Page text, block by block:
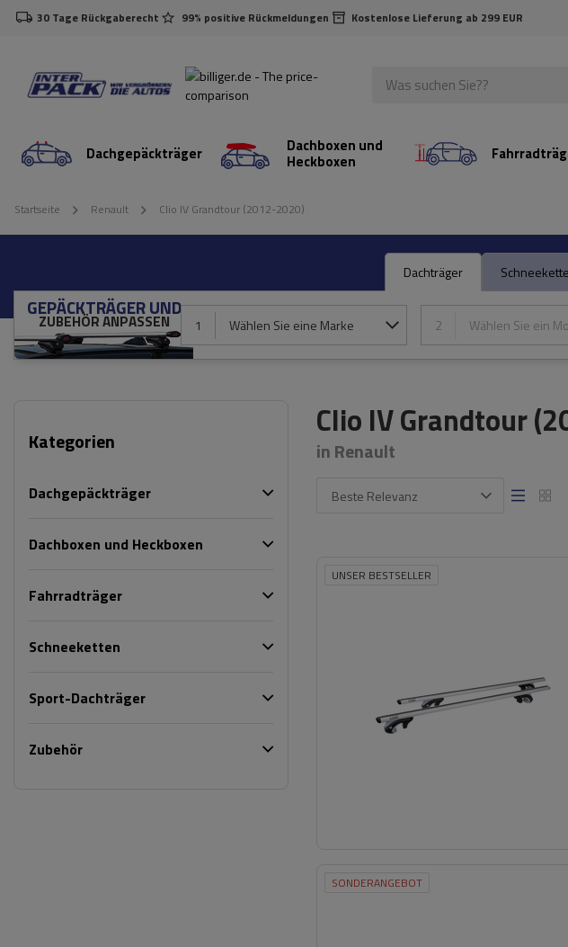
30 Tage Rückgaberecht 99% positive Rückmeldungen Kostenlose Lieferung ab 299 EUR
Dachgepäckträger Dachboxen und
Heckboxen
Startseite Renault Clio IV Grandtour (2012-2020)
Dachträger Schneekette
GEPÄCKTRÄGER UND
ZUBEHÖR ANPASSEN 1 Wählen Sie eine Marke 2 Wählen Sie ein
Kategorien
Dachgepäckträger
Dachboxen und Heckboxen
Fahrradträger
Schneeketten
Sport-Dachträger
Zubehör
Clio IV Grandtour
in Renault
Beste Relevanz
UNSER BESTSELLER
SONDERANGEBOT